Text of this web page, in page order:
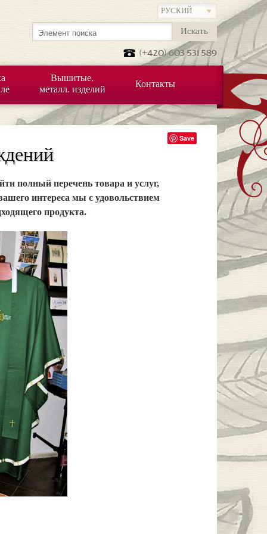
полный перечень товара и услуг,
интереса мы с удовольствием
продукта.
Save
Вышитые,
металл. изделий
Контакты
(+420) 603 531 589
Искать